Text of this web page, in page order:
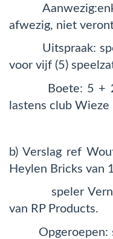
afwezig, niet
Uitspraak:
voor vijf (5)
Boete: 5 +
lastens club Wieze
b) Verslag ref
Heylen Bricks
speler Verny
van RP Products.
Opgeroepen: